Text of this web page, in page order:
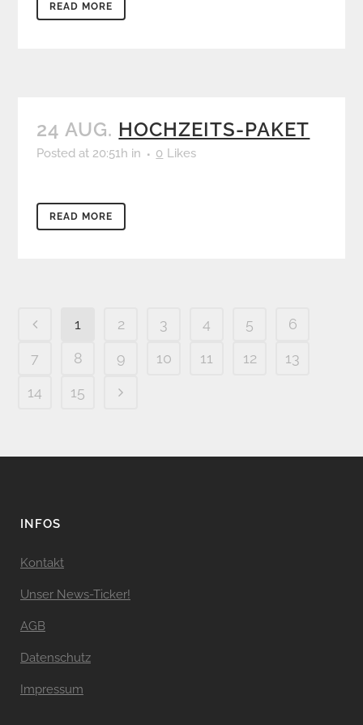
READ MORE
24 AUG. HOCHZEITS-PAKET
Posted at 20:51h in 0 Likes
READ MORE
1 2 3 4 5
6
7
8 9 10 11 12
13
14
15
INFOS
Kontakt
Unser News-Ticker!
AGB
Datenschutz
Impressum